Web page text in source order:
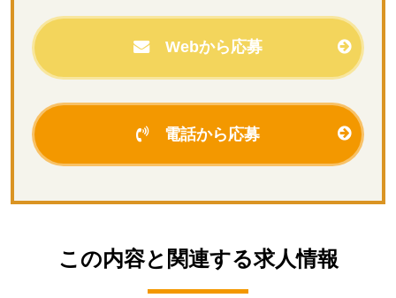
Webから応募
電話から応募
この内容と関連する求⼈情報